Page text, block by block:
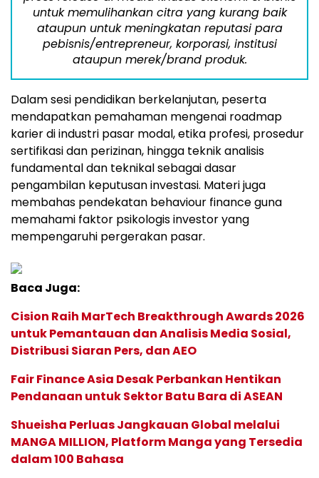
untuk memulihankan citra yang kurang baik
ataupun untuk meningkatan reputasi para
pebisnis/entrepreneur, korporasi, institusi
ataupun merek/brand produk.
Dalam sesi pendidikan berkelanjutan, peserta
mendapatkan pemahaman mengenai roadmap
karier di industri pasar modal, etika profesi, prosedur
sertifikasi dan perizinan, hingga teknik analisis
fundamental dan teknikal sebagai dasar
pengambilan keputusan investasi. Materi juga
membahas pendekatan behaviour finance guna
memahami faktor psikologis investor yang
mempengaruhi pergerakan pasar.
Baca Juga:
Cision Raih MarTech Breakthrough Awards 2026
untuk Pemantauan dan Analisis Media Sosial,
Distribusi Siaran Pers, dan AEO
Fair Finance Asia Desak Perbankan Hentikan
Pendanaan untuk Sektor Batu Bara di ASEAN
Shueisha Perluas Jangkauan Global melalui
MANGA MILLION, Platform Manga yang Tersedia
dalam 100 Bahasa